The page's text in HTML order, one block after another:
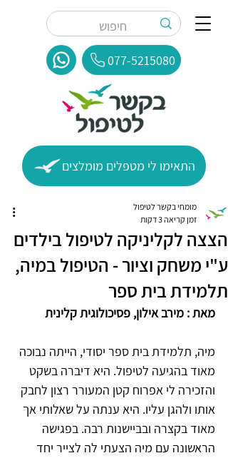
077-5215080
התאימו לי מטפלים מומלצים
הצצה לקליניקה לטיפול בילדים
ע"י משחק וציור - הטיפול במיה,
תלמידת בית ספר
מומחי בקשר לטיפול
זמן קריאה 3 דקות
מאת : מירב אילון, פסיכולוגית קלינית
מיה, תלמידת בית ספר יסודי, הייתה נבוכה
מאוד בהגיעה לטיפול. היא דיברה בשקט
והזכירה לי אפרוח קטן המעורר רצון לחבק
אותו ולהגן עליו. היא ענתה על שאלותי אך
מאוד בקצרה ובביישנות רבה. בפגישה
הראשונה עם מיה הצעתי לה לצייר יחד